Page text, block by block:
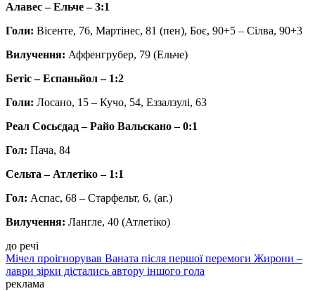
Алавес – Ельче – 3:1
Голи: Вісенте, 76, Мартінес, 81 (пен), Боє, 90+5 – Сілва, 90+3
Вилучення: Аффенгрубер, 79 (Ельче)
Бетіс – Еспаньйол – 1:2
Голи: Лосано, 15 – Кучо, 54, Еззалзулі, 63
Реал Сосьєдад – Райо Вальєкано – 0:1
Гол: Пача, 84
Сельта – Атлетіко – 1:1
Гол: Аспас, 68 – Старфельт, 6, (аг.)
Вилучення: Лангле, 40 (Атлетіко)
до речі
Мічел проігнорував Ваната після першої перемоги Жирони –
лаври зірки дістались автору іншого гола
реклама